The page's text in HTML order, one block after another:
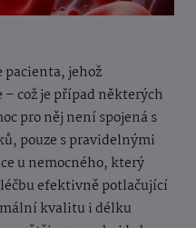
pacienta, jehož
což je případ některých
pro něj není spojená s
pouze s pravidelnými
u nemocného, který
efektivně potlačující
kvalitu i délku